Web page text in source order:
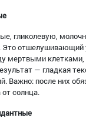
гликолевую,
Это отшелушивающий
мертвыми клетками,
— гладкая
Важно: после них
солнца.